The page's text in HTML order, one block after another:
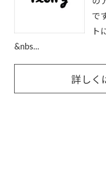
で
ト
&nbs...
詳しく